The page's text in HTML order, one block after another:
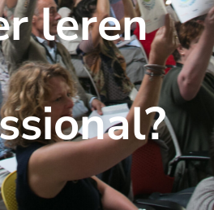
leren